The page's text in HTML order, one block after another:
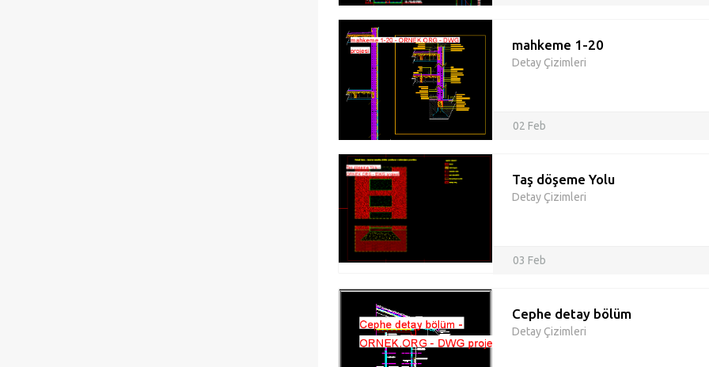
mahkeme 1-20
Detay Çizimleri
02 Feb
Taş döşeme Yolu
Detay Çizimleri
03 Feb
Cephe detay bölüm
Detay Çizimleri